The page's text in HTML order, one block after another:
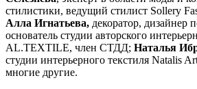
стилистики, ведущий стилист Sollery
Алла Игнатьева, декоратор, дизайнер
основатель студии авторского
AL.TEXTILE, член СТДД; Наталья
студии интерьерного текстиля Natalis
многие другие.